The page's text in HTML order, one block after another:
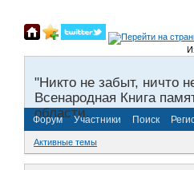
Из
"Никто не забыт, ничто
Всенародная Книга
области.
Форум Участники Поиск
Активные темы